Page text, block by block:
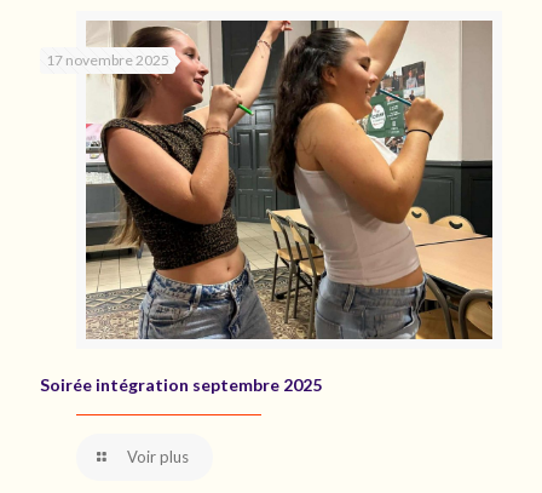
17 novembre 2025
Soirée intégration septembre 2025
Voir plus